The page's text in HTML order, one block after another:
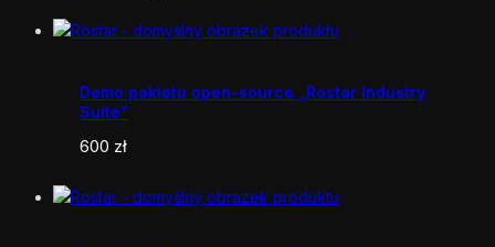
Demo pakietu open-source „Rostar Industry
Suite”
600 zł